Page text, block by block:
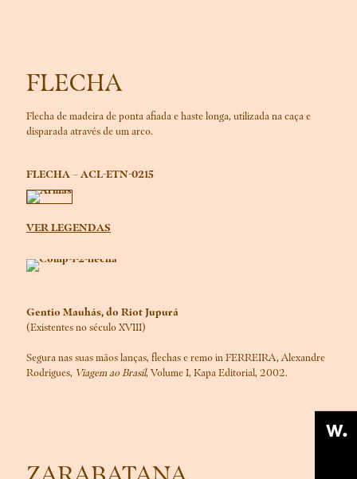
FLECHA
Flecha de madeira de ponta afiada e haste longa, utilizada na caça e
disparada através de um arco.
FLECHA – ACL-ETN-0215
VER LEGENDAS
Gentio Mauhás, do Riot Jupurá
(Existentes no século XVIII)
Segura nas suas mãos lanças, flechas e remo in FERREIRA, Alexandre
Rodrigues, Viagem ao Brasil, Volume I, Kapa Editorial, 2002.